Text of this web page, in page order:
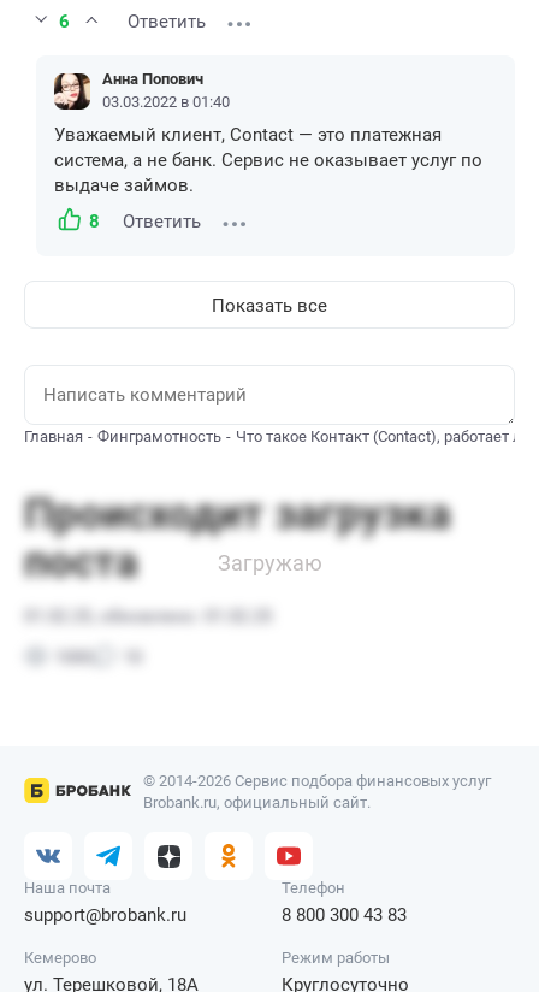
6
Ответить
Анна Попович
03.03.2022 в 01:40
Уважаемый клиент, Contact — это платежная
система, а не банк. Сервис не оказывает услуг по
выдаче займов.
8
Ответить
Показать все
Главная Финграмотность Что такое Контакт (Contact), работает ли
© 2014-2026 Сервис подбора финансовых услуг
Brobank.ru, официальный сайт.
Наша почта
support@brobank.ru
Телефон
8 800 300 43 83
Кемерово
ул. Терешковой, 18А
Режим работы
Круглосуточно